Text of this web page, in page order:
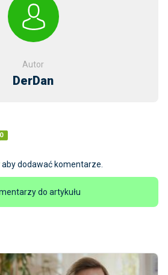
Autor
DerDan
0
aby dodawać komentarze.
do artykułu